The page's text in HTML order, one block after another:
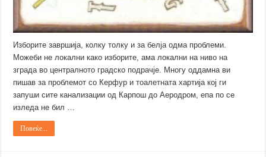
Изборите завршија, колку толку и за белја одма проблеми.
Можеби не локални како изборите, ама локални на ниво на
зграда во централното градско подрачје. Многу оддамна ви
пишав за проблемот со Керфур и тоалетната хартија кој ги
запуши сите канализации од Карпош до Аеродром, епа по се
изледа не бил …
Повеќе...